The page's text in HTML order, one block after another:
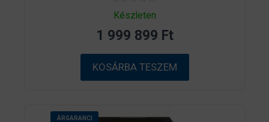
0
a
5
b
ő
l
Készleten
1 999 899 Ft
KOSÁRBA TESZEM
ÁRGARANCI